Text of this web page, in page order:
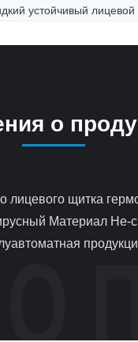
устойчивый
о
Материал